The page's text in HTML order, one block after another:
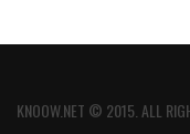
KNOOW.NET © 2015. ALL